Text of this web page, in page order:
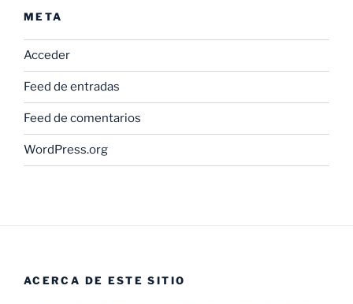
META
Acceder
Feed de entradas
Feed de comentarios
WordPress.org
ACERCA DE ESTE SITIO